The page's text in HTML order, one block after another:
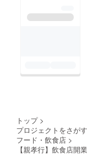
トップ >
プロジェクトをさがす
フード・飲食店 >
【親孝行】飲食店開